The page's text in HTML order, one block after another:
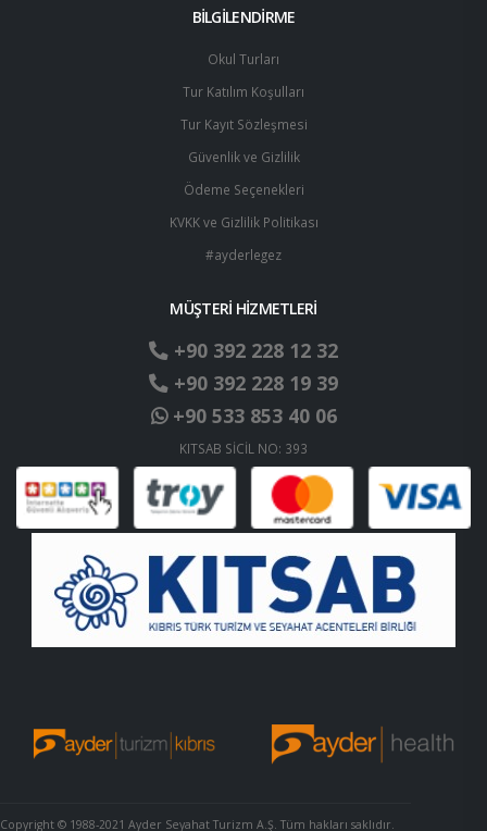
BİLGİLENDİRME
Okul Turları
Tur Katılım Koşulları
Tur Kayıt Sözleşmesi
Güvenlik ve Gizlilik
Ödeme Seçenekleri
KVKK ve Gizlilik Politikası
#ayderlegez
MÜŞTERİ HİZMETLERİ
+90 392 228 12 32
+90 392 228 19 39
+90 533 853 40 06
KITSAB SİCİL NO: 393
Copyright © 1988-2021 Ayder Seyahat Turizm A.Ş. Tüm hakları saklıdır.